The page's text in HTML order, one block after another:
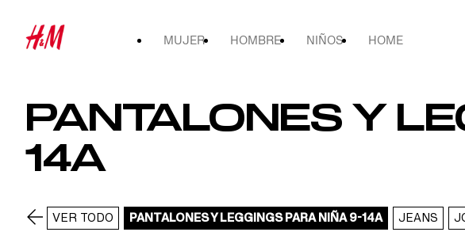
MUJER HOMBRE NIÑOS HOME
PANTALONES Y
14A
VER TODO PANTALONES Y LEGGINGS PARA NIÑA 9-14A JEANS